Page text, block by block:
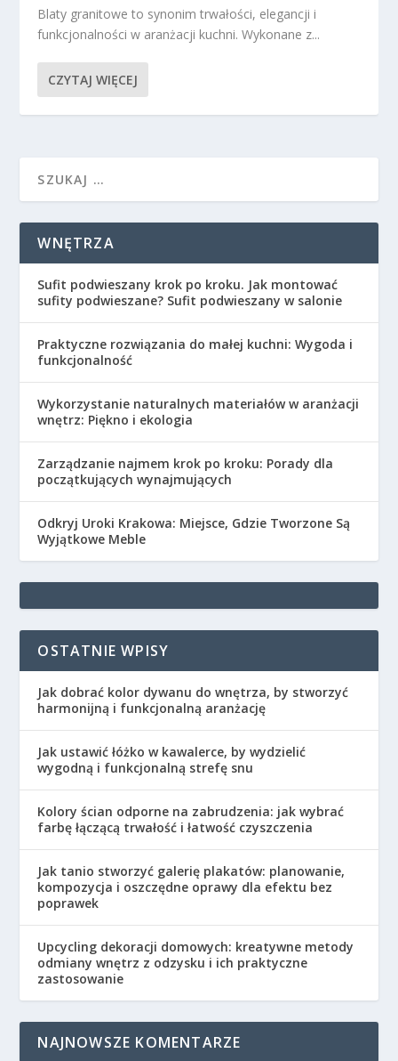
Blaty granitowe to synonim trwałości, elegancji i
funkcjonalności w aranżacji kuchni. Wykonane z...
CZYTAJ WIĘCEJ
WNĘTRZA
Sufit podwieszany krok po kroku. Jak montować
sufity podwieszane? Sufit podwieszany w salonie
Praktyczne rozwiązania do małej kuchni: Wygoda i
funkcjonalność
Wykorzystanie naturalnych materiałów w aranżacji
wnętrz: Piękno i ekologia
Zarządzanie najmem krok po kroku: Porady dla
początkujących wynajmujących
Odkryj Uroki Krakowa: Miejsce, Gdzie Tworzone Są
Wyjątkowe Meble
OSTATNIE WPISY
Jak dobrać kolor dywanu do wnętrza, by stworzyć
harmonijną i funkcjonalną aranżację
Jak ustawić łóżko w kawalerce, by wydzielić
wygodną i funkcjonalną strefę snu
Kolory ścian odporne na zabrudzenia: jak wybrać
farbę łączącą trwałość i łatwość czyszczenia
Jak tanio stworzyć galerię plakatów: planowanie,
kompozycja i oszczędne oprawy dla efektu bez
poprawek
Upcycling dekoracji domowych: kreatywne metody
odmiany wnętrz z odzysku i ich praktyczne
zastosowanie
NAJNOWSZE KOMENTARZE